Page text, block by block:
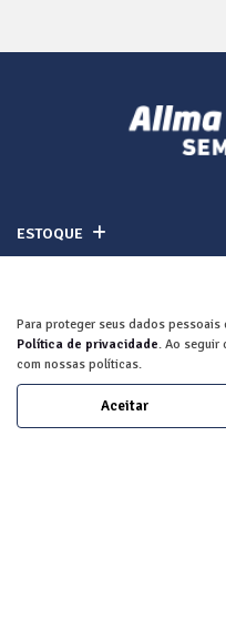
ESTOQUE
POLÍTICA DE PRIVACIDADE
ALLMA NOBRE
Para proteger seus dados pessoais
Política de privacidade. Ao seguir
com nossas políticas.
Aceitar